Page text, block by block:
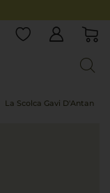
La Scolca Gavi D'Antan